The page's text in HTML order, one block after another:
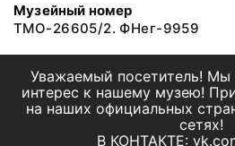
Музейный номер
ТМО-26605/2. ФНег-9959
Уважаемый посетитель! Мы
интерес к нашему музею!
на наших официальных
сетях!
В КОНТАКТЕ: